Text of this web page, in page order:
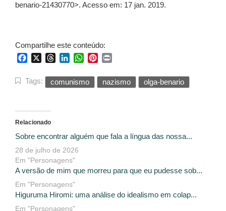
benario-21430770>. Acesso em: 17 jan. 2019.
Compartilhe este conteúdo:
FacebookThreadsLinkedInWhatsApp
Pinterest
Tags: comunismo nazismo olga-benario
Relacionado
Sobre encontrar alguém que fala a língua das nossa...
28 de julho de 2026
Em "Personagens"
A versão de mim que morreu para que eu pudesse sob...
Em "Personagens"
Higuruma Hiromi: uma análise do idealismo em colap...
Em "Personagens"